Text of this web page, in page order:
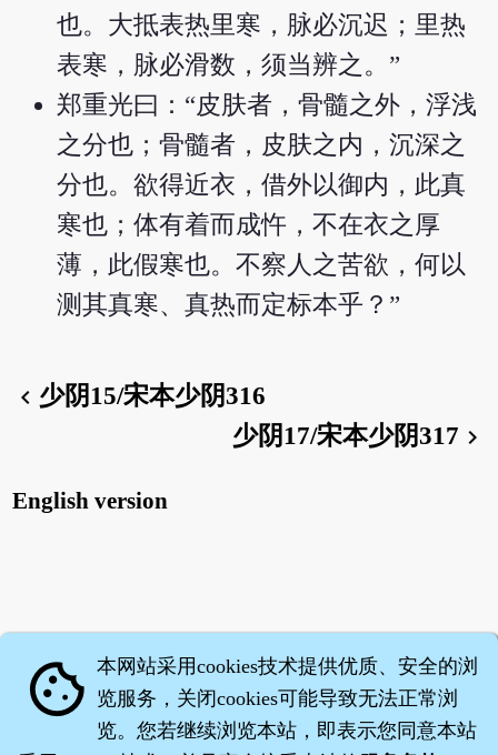
也。大抵表热里寒，脉必沉迟；里热
表寒，脉必滑数，须当辨之。”
郑重光曰：“皮肤者，骨髓之外，浮浅
之分也；骨髓者，皮肤之内，沉深之
分也。欲得近衣，借外以御内，此真
寒也；体有着而成忤，不在衣之厚
薄，此假寒也。不察人之苦欲，何以
测其真寒、真热而定标本乎？”
chevron_left少阴15/宋本少阴316
少阴17/宋本少阴317 chevron_right
English version
cookie 本网站采用cookies技术提供优质、安全的浏
览服务，关闭cookies可能导致无法正常浏
览。您若继续浏览本站，即表示您同意本站